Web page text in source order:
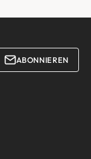
ABONNIEREN